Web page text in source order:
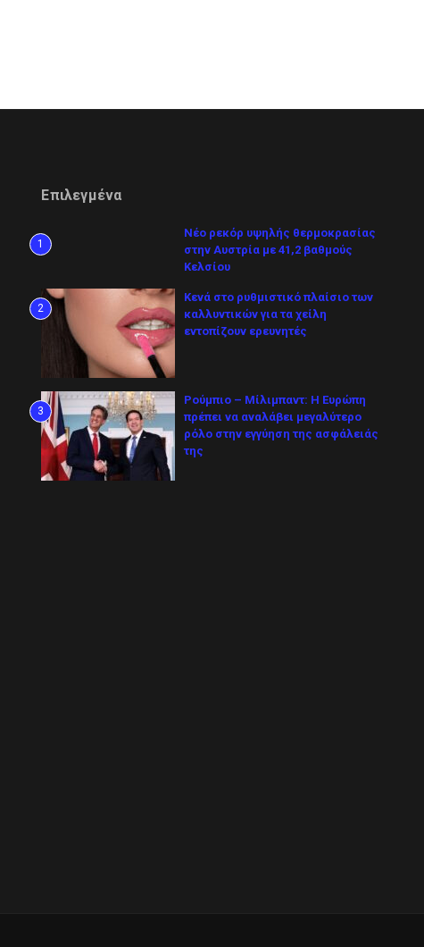
Επιλεγμένα
1
Νέο ρεκόρ υψηλής θερμοκρασίας
στην Αυστρία με 41,2 βαθμούς
Κελσίου
2
Κενά στο ρυθμιστικό πλαίσιο των
καλλυντικών για τα χείλη
εντοπίζουν ερευνητές
3
Ρούμπιο – Μίλιμπαντ: Η Ευρώπη
πρέπει να αναλάβει μεγαλύτερο
ρόλο στην εγγύηση της ασφάλειάς
της